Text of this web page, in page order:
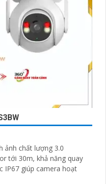
ảnh chất lượng 3.0
tới 30m, khả năng quay
IP67 giúp camera hoạt